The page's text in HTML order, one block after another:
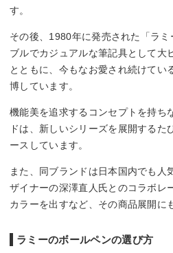
す。
その後、1980年に発売された「ラ
ブルでカジュアルな筆記具として大
とともに、今もなお愛され続けてい
博しています。
機能美を追求するコンセプトを持ち
ドは、新しいシリーズを展開するた
ースしています。
また、同ブランドは日本国内でも人
ザイナーの深澤直人氏とのコラボレ
カラーを出すなど、その商品展開に
ラミーのボールペンの選び方